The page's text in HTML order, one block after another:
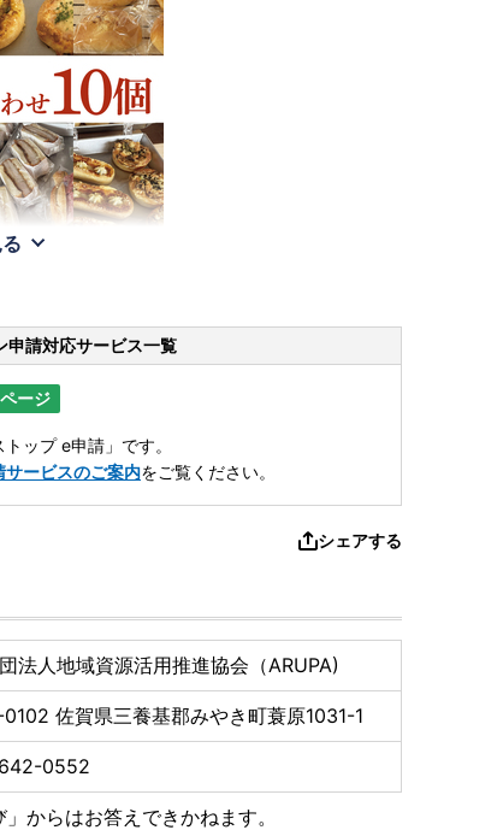
申請対応サービス一覧
ージ
ップ e申請」です。
サービスのご案内をご覧ください。
シェアする
法人地域資源活用推進協会（ARUPA)
佐賀県三養基郡みやき町蓑原1031-1
0552
からはお答えできかねます。